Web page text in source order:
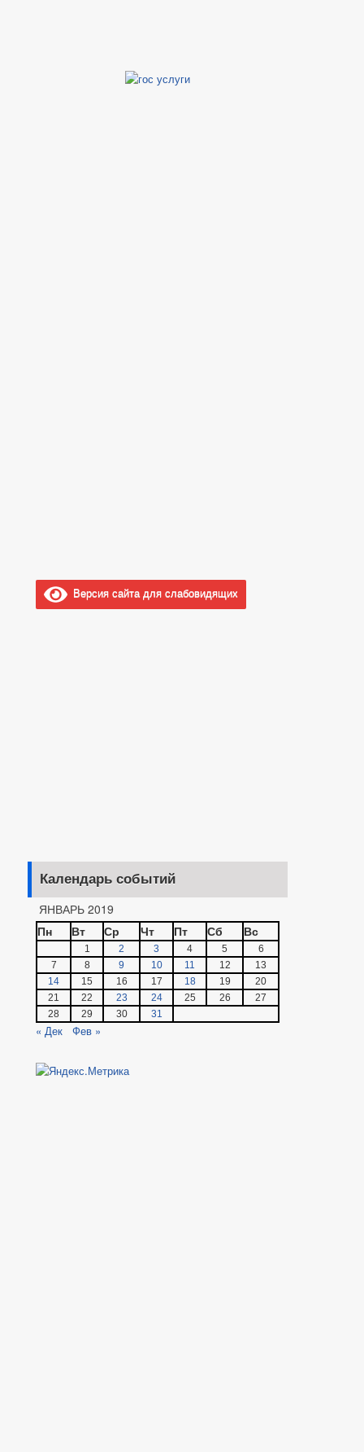
Версия сайта для слабовидящих
Календарь событий
ЯНВАРЬ 2019
Пн
Вт Ср Чт Пт Сб Вс
1 2 3 4 5
6
7
8 9 10 11 12
13
14
15 16 17 18 19
20
21
22 23 24 25 26
27
28
29 30 31
« Дек Фев »